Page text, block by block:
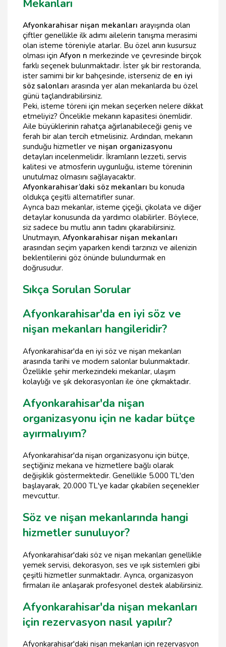
Mekanları
Afyonkarahisar nişan mekanları arayışında olan
çiftler genellikle ilk adımı ailelerin tanışma merasimi
olan isteme töreniyle atarlar. Bu özel anın kusursuz
olması için Afyon n merkezinde ve çevresinde birçok
farklı seçenek bulunmaktadır. İster şık bir restoranda,
ister samimi bir kır bahçesinde, isterseniz de en iyi
söz salonları arasında yer alan mekanlarda bu özel
günü taçlandırabilirsiniz.
Peki, isteme töreni için mekan seçerken nelere dikkat
etmeliyiz? Öncelikle mekanın kapasitesi önemlidir.
Aile büyüklerinin rahatça ağırlanabileceği geniş ve
ferah bir alan tercih etmelisiniz. Ardından, mekanın
sunduğu hizmetler ve nişan organizasyonu
detayları incelenmelidir. İkramların lezzeti, servis
kalitesi ve atmosferin uygunluğu, isteme töreninin
unutulmaz olmasını sağlayacaktır.
Afyonkarahisar’daki söz mekanları bu konuda
oldukça çeşitli alternatifler sunar.
Ayrıca bazı mekanlar, isteme çiçeği, çikolata ve diğer
detaylar konusunda da yardımcı olabilirler. Böylece,
siz sadece bu mutlu anın tadını çıkarabilirsiniz.
Unutmayın, Afyonkarahisar nişan mekanları
arasından seçim yaparken kendi tarzınızı ve ailenizin
beklentilerini göz önünde bulundurmak en
doğrusudur.
Sıkça Sorulan Sorular
Afyonkarahisar'da en iyi söz ve
nişan mekanları hangileridir?
Afyonkarahisar'da en iyi söz ve nişan mekanları
arasında tarihi ve modern salonlar bulunmaktadır.
Özellikle şehir merkezindeki mekanlar, ulaşım
kolaylığı ve şık dekorasyonları ile öne çıkmaktadır.
Afyonkarahisar'da nişan
organizasyonu için ne kadar bütçe
ayırmalıyım?
Afyonkarahisar'da nişan organizasyonu için bütçe,
seçtiğiniz mekana ve hizmetlere bağlı olarak
değişiklik göstermektedir. Genellikle 5.000 TL'den
başlayarak, 20.000 TL'ye kadar çıkabilen seçenekler
mevcuttur.
Söz ve nişan mekanlarında hangi
hizmetler sunuluyor?
Afyonkarahisar'daki söz ve nişan mekanları genellikle
yemek servisi, dekorasyon, ses ve ışık sistemleri gibi
çeşitli hizmetler sunmaktadır. Ayrıca, organizasyon
firmaları ile anlaşarak profesyonel destek alabilirsiniz.
Afyonkarahisar'da nişan mekanları
için rezervasyon nasıl yapılır?
Afyonkarahisar'daki nişan mekanları için rezervasyon